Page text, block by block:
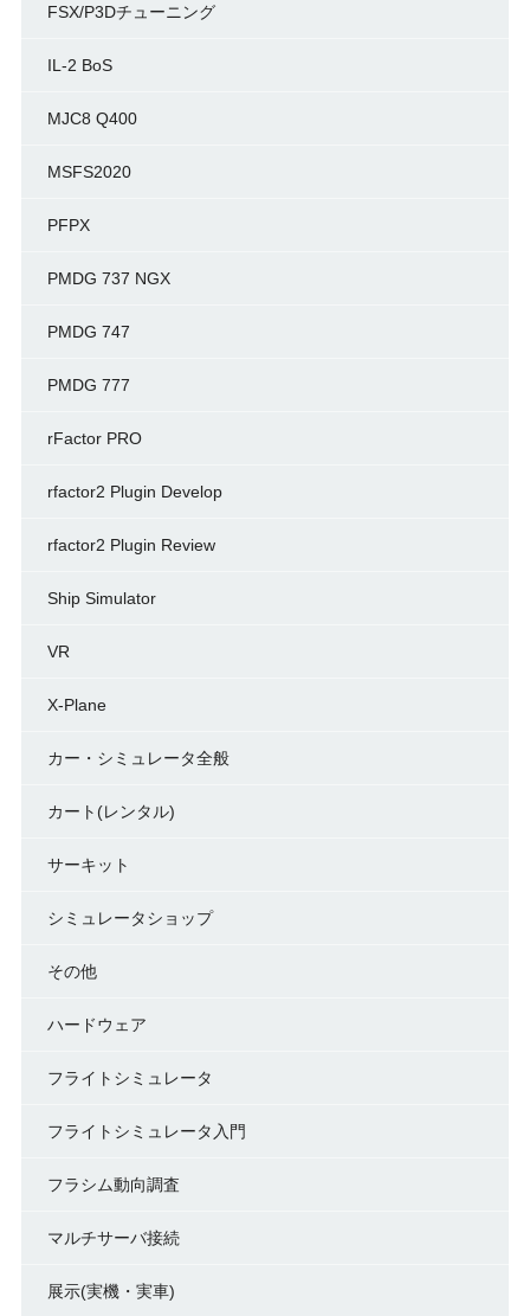
FSX/P3Dチューニング
IL-2 BoS
MJC8 Q400
MSFS2020
PFPX
PMDG 737 NGX
PMDG 747
PMDG 777
rFactor PRO
rfactor2 Plugin Develop
rfactor2 Plugin Review
Ship Simulator
VR
X-Plane
カー・シミュレータ全般
カート(レンタル)
サーキット
シミュレータショップ
その他
ハードウェア
フライトシミュレータ
フライトシミュレータ入門
フラシム動向調査
マルチサーバ接続
展示(実機・実車)